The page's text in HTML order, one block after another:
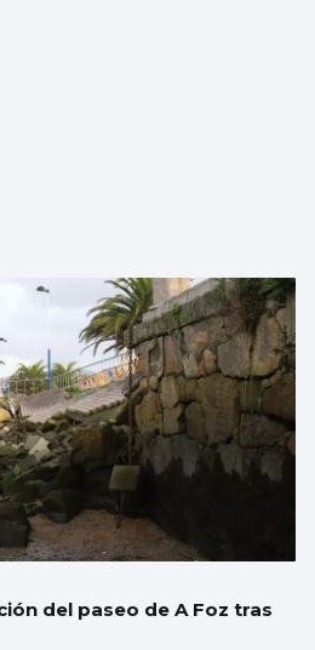
del paseo de A Foz tras